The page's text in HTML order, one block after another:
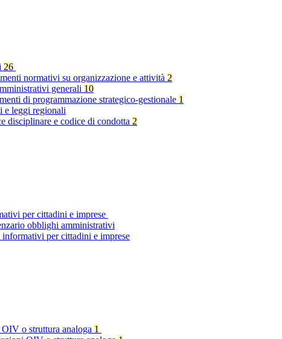
26
normativi su organizzazione e attività 2
generali 10
di programmazione strategico-gestionale 1
e leggi regionali
disciplinare e codice di condotta 2
per cittadini e imprese
obblighi amministrativi
informativi per cittadini e imprese
o struttura analoga 1